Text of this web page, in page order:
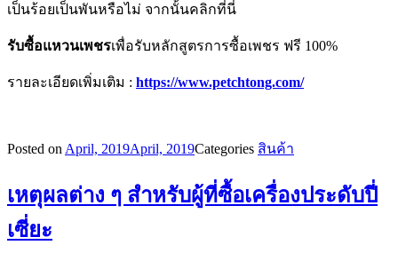
เป็นร้อยเป็นพันหรือไม่ จากนั้นคลิกที่นี่
รับซื้อแหวนเพชรเพื่อรับหลักสูตรการซื้อเพชร ฟรี 100%
รายละเอียดเพิ่มเติม : https://www.petchtong.com/
Posted on April, 2019April, 2019Categories สินค้า
เหตุผลต่าง ๆ สำหรับผู้ที่ซื้อเครื่องประดับปี่
เซี่ยะ